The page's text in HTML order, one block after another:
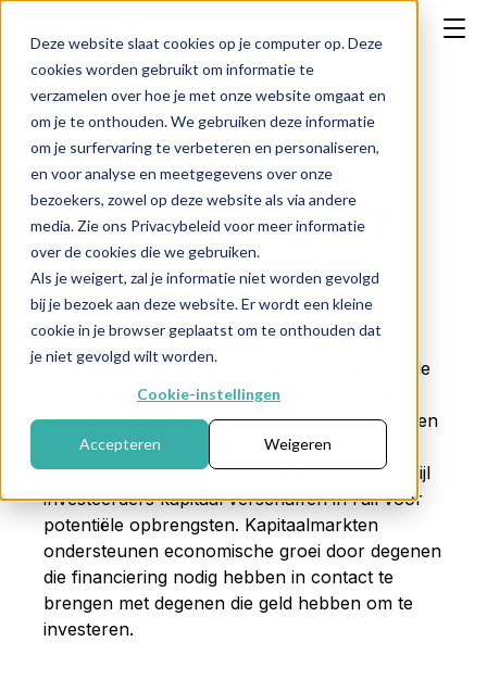
Deze website slaat cookies op je computer op. Deze
cookies worden gebruikt om informatie te
verzamelen over hoe je met onze website omgaat en
om je te onthouden. We gebruiken deze informatie
om je surfervaring te verbeteren en personaliseren,
en voor analyse en meetgegevens over onze
bezoekers, zowel op deze website als via andere
media. Zie ons Privacybeleid voor meer informatie
over de cookies die we gebruiken.
Als je weigert, zal je informatie niet worden gevolgd
bij je bezoek aan deze website. Er wordt een kleine
cookie in je browser geplaatst om te onthouden dat
je niet gevolgd wilt worden.
Cookie-instellingen
Accepteren Weigeren
Wat is de
kapitaalmarkt?
← Terug naar FAQ
De kapitaalmarktis het deel van het financiële
systeem waar langetermijnfondsen worden
verzameld en verhandeld. Het stelt bedrijven en
overheden in staat financiering te verkrijgen
door aandelen en obligaties uit te geven, terwijl
investeerders kapitaal verschaffen in ruil voor
potentiële opbrengsten. Kapitaalmarkten
ondersteunen economische groei door degenen
die financiering nodig hebben in contact te
brengen met degenen die geld hebben om te
investeren.